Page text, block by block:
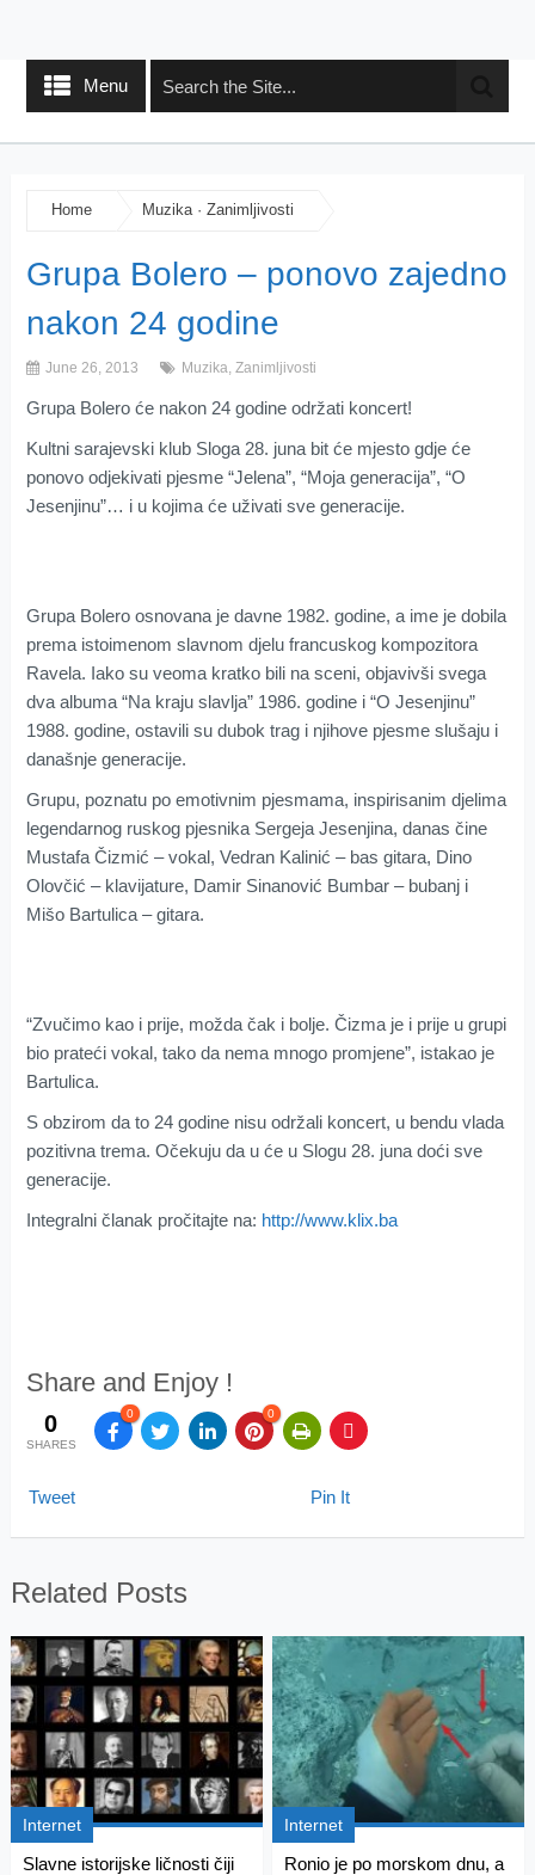
Menu
Home Muzika· Zanimljivosti
Grupa Bolero – ponovo zajedno
nakon 24 godine
June 26, 2013 Muzika, Zanimljivosti
Grupa Bolero će nakon 24 godine održati koncert!
Kultni sarajevski klub Sloga 28. juna bit će mjesto gdje će
ponovo odjekivati pjesme “Jelena”, “Moja generacija”, “O
Jesenjinu”… i u kojima će uživati sve generacije.
Grupa Bolero osnovana je davne 1982. godine, a ime je dobila
prema istoimenom slavnom djelu francuskog kompozitora
Ravela. Iako su veoma kratko bili na sceni, objavivši svega
dva albuma “Na kraju slavlja” 1986. godine i “O Jesenjinu”
1988. godine, ostavili su dubok trag i njihove pjesme slušaju i
današnje generacije.
Grupu, poznatu po emotivnim pjesmama, inspirisanim djelima
legendarnog ruskog pjesnika Sergeja Jesenjina, danas čine
Mustafa Čizmić – vokal, Vedran Kalinić – bas gitara, Dino
Olovčić – klavijature, Damir Sinanović Bumbar – bubanj i
Mišo Bartulica – gitara.
“Zvučimo kao i prije, možda čak i bolje. Čizma je i prije u grupi
bio prateći vokal, tako da nema mnogo promjene”, istakao je
Bartulica.
S obzirom da to 24 godine nisu održali koncert, u bendu vlada
pozitivna trema. Očekuju da u će u Slogu 28. juna doći sve
generacije.
Integralni članak pročitajte na: http://www.klix.ba
Share and Enjoy !
0
SHARES
0 0
Tweet Pin It
Related Posts
Internet
Slavne istorijske ličnosti čiji
Internet
Ronio je po morskom dnu, a